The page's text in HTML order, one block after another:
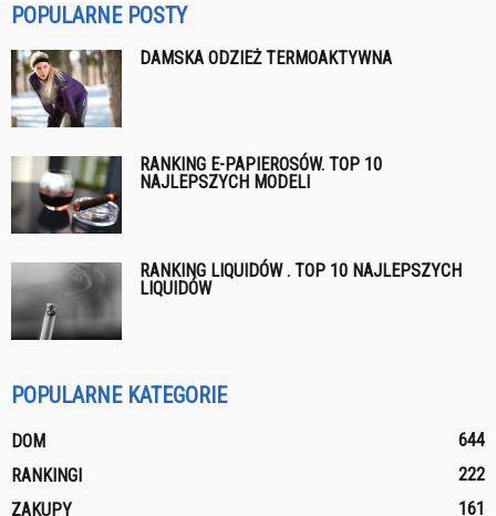
POPULARNE POSTY
DAMSKA ODZIEŻ TERMOAKTYWNA
RANKING E-PAPIEROSÓW. TOP 10
NAJLEPSZYCH MODELI
RANKING LIQUIDÓW . TOP 10 NAJLEPSZYCH
LIQUIDÓW
POPULARNE KATEGORIE
DOM
644
RANKINGI
222
ZAKUPY
161